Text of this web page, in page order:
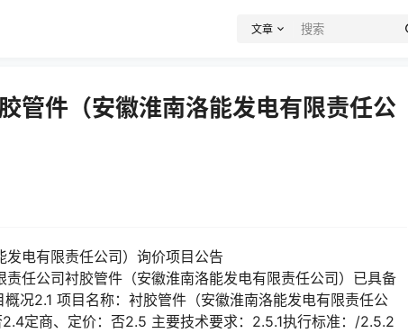
文章
管件（安徽淮南洛能发电有限责任公
电有限责任公司）询价项目公告
任公司衬胶管件（安徽淮南洛能发电有限责任公司）已具备
况2.1 项目名称：衬胶管件（安徽淮南洛能发电有限责任公
定商、定价：否2.5 主要技术要求：2.5.1执行标准：/2.5.2